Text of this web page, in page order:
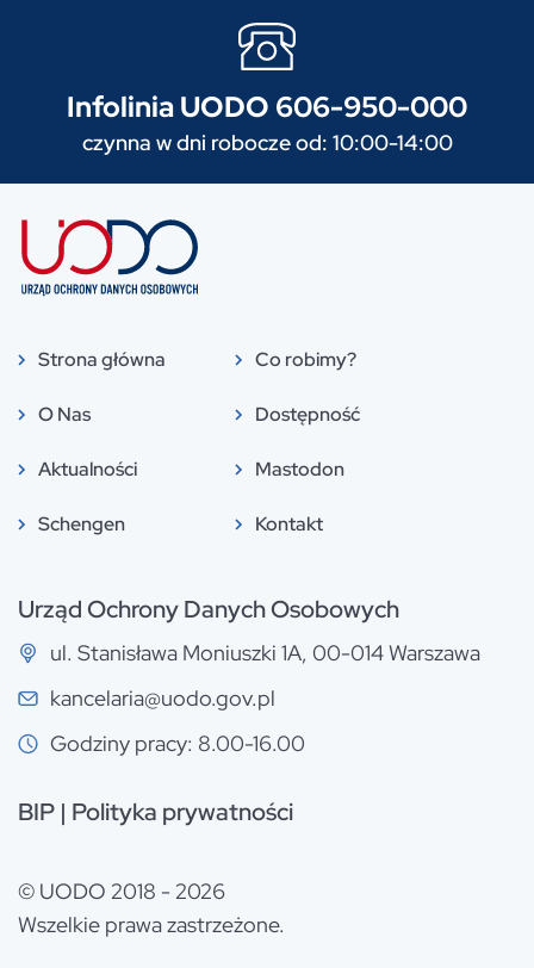
Infolinia UODO 606-950-000
czynna w dni robocze od: 10:00-14:00
Strona główna
O Nas
Aktualności
Schengen
Co robimy?
Dostępność
Mastodon
Kontakt
Urząd Ochrony Danych Osobowych
ul. Stanisława Moniuszki 1A, 00-014 Warszawa
kancelaria@uodo.gov.pl
Godziny pracy: 8.00-16.00
BIP | Polityka prywatności
© UODO 2018 - 2026
Wszelkie prawa zastrzeżone.